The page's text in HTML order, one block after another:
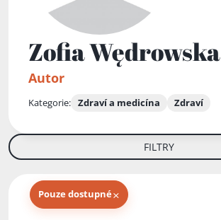
Zofia Wędrowska
Autor
Kategorie: Zdraví a medicína Zdraví
FILTRY
Pouze dostupné×